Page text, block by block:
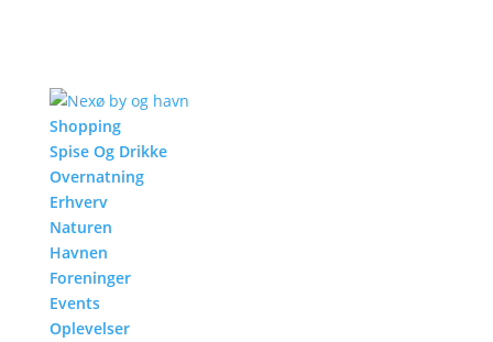
Shopping
Spise Og Drikke
Overnatning
Erhverv
Naturen
Havnen
Foreninger
Events
Oplevelser